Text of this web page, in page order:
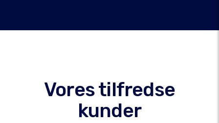
Vores tilfredse
kunder